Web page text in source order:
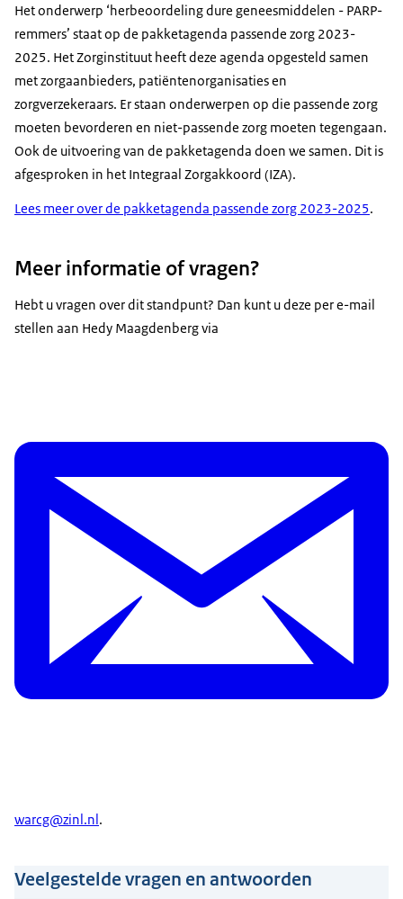
Het onderwerp ‘herbeoordeling dure geneesmiddelen - PARP-
remmers’ staat op de pakketagenda passende zorg 2023-
2025. Het Zorginstituut heeft deze agenda opgesteld samen
met zorgaanbieders, patiëntenorganisaties en
zorgverzekeraars. Er staan onderwerpen op die passende zorg
moeten bevorderen en niet-passende zorg moeten tegengaan.
Ook de uitvoering van de pakketagenda doen we samen. Dit is
afgesproken in het Integraal Zorgakkoord (IZA).
Lees meer over de pakketagenda passende zorg 2023-2025.
Meer informatie of vragen?
Hebt u vragen over dit standpunt? Dan kunt u deze per e-mail
stellen aan Hedy Maagdenberg via
warcg@zinl.nl.
Veelgestelde vragen en antwoorden